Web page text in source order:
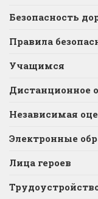
Безопасность
Правила
Учащимся
Дистанционное
Независимая
Электронные
Лица героев